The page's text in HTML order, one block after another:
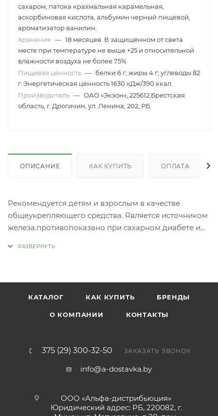
сахаром, патока крахмальная карамельная,
аскорбиновая кислота, альбумин черный пищевой,
ароматизатор ванилин.
Хранение — 18 месяцев. В защищённом от света
месте при температуре не выше +25 и относительной
влажности воздуха не более 75%
Пищевая ценность — белки 6 г; жиры 4 г; углеводы 82
г. Энергетическая ценность 1630 кДж/390 ккал.
Производитель — ОАО «Экзон», 225612,Брестская
область, г. Дрогичин, ул. Ленина, 202, РБ.
ОПИСАНИЕ КАК КУПИТЬ ОПЛАТА
Рекомендуется детям и взрослым в качестве
общеукрепляющего средства. Является источником
железа.противопоказано при сахарном диабете и
КАТАЛОГ КАК КУПИТЬ БРЕНДЫ
О КОМПАНИИ КОНТАКТЫ
375 (29) 300-32-50 ЗАКАЗАТЬ ЗВОНОК
info@a-dostavka.by
ООО «Альфа-дистрибьюция»
Юридический адрес: РБ, 220082, г.